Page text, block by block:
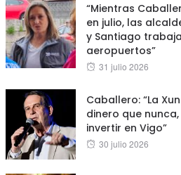
“Mientras
en julio, las
y Santiago
aeropuertos”
Posted
31 julio 2026
Caballero: “La
dinero que
invertir en Vigo”
Posted
30 julio 2026